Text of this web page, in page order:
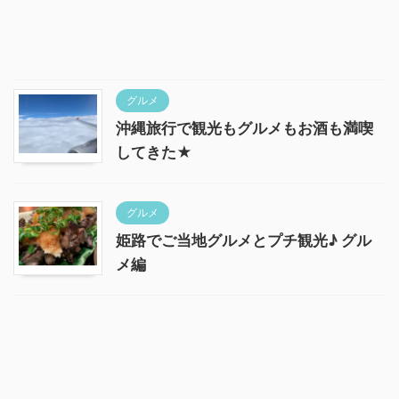
グルメ
沖縄旅行で観光もグルメもお酒も満喫
してきた★
グルメ
姫路でご当地グルメとプチ観光♪ グル
メ編